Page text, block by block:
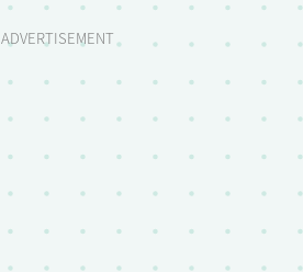
ADVERTISEMENT